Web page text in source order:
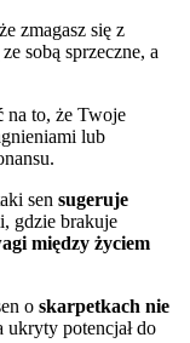
zmagasz się z
sobą sprzeczne, a
na to, że Twoje
lub
sen sugeruje
gdzie brakuje
między życiem
o skarpetkach nie
ukryty potencjał do